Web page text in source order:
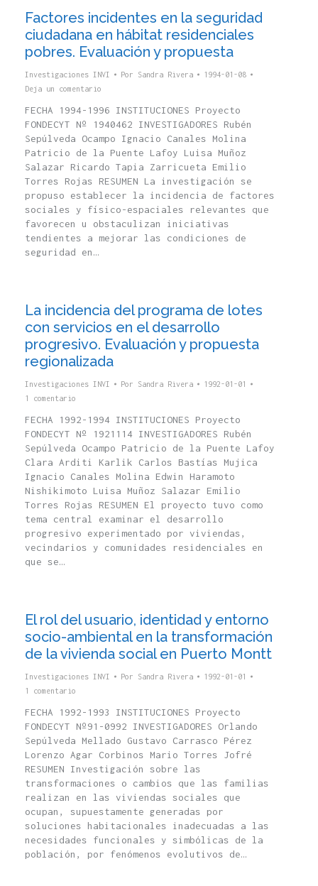
Factores incidentes en la seguridad
ciudadana en hábitat residenciales
pobres. Evaluación y propuesta
Investigaciones INVI Por Sandra Rivera
1994-01-08
Deja un comentario
FECHA 1994-1996 INSTITUCIONES Proyecto
FONDECYT Nº 1940462 INVESTIGADORES Rubén
Sepúlveda Ocampo Ignacio Canales Molina
Patricio de la Puente Lafoy Luisa Muñoz
Salazar Ricardo Tapia Zarricueta Emilio
Torres Rojas RESUMEN La investigación se
propuso establecer la incidencia de factores
sociales y físico-espaciales relevantes que
favorecen u obstaculizan iniciativas
tendientes a mejorar las condiciones de
seguridad en…
La incidencia del programa de lotes
con servicios en el desarrollo
progresivo. Evaluación y propuesta
regionalizada
Investigaciones INVI Por Sandra Rivera
1992-01-01
1 comentario
FECHA 1992-1994 INSTITUCIONES Proyecto
FONDECYT Nº 1921114 INVESTIGADORES Rubén
Sepúlveda Ocampo Patricio de la Puente Lafoy
Clara Arditi Karlik Carlos Bastías Mujica
Ignacio Canales Molina Edwin Haramoto
Nishikimoto Luisa Muñoz Salazar Emilio
Torres Rojas RESUMEN El proyecto tuvo como
tema central examinar el desarrollo
progresivo experimentado por viviendas,
vecindarios y comunidades residenciales en
que se…
El rol del usuario, identidad y entorno
socio-ambiental en la transformación
de la vivienda social en Puerto Montt
Investigaciones INVI Por Sandra Rivera
1992-01-01
1 comentario
FECHA 1992-1993 INSTITUCIONES Proyecto
FONDECYT Nº91-0992 INVESTIGADORES Orlando
Sepúlveda Mellado Gustavo Carrasco Pérez
Lorenzo Agar Corbinos Mario Torres Jofré
RESUMEN Investigación sobre las
transformaciones o cambios que las familias
realizan en las viviendas sociales que
ocupan, supuestamente generadas por
soluciones habitacionales inadecuadas a las
necesidades funcionales y simbólicas de la
población, por fenómenos evolutivos de…